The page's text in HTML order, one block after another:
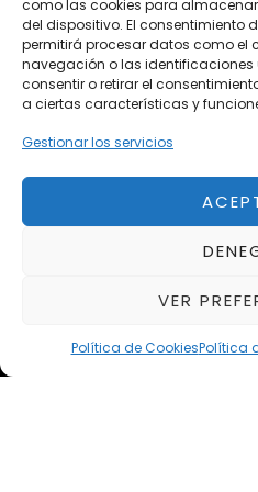
como las cookies para
del dispositivo. El consentimiento
permitirá procesar datos como el
navegación o las identificaciones
consentir o retirar el
a ciertas características y
Gestionar los servicios
VER
Política de CookiesPolítica
Vehículos de Ocasión
Próximos
Eclipse by
Del 12/08/2026 al
Del 02/10/2026 al
Del 02/10/2026 al